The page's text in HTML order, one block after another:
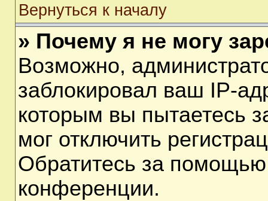
Вернуться к началу
» Почему я не могу
Возможно,
заблокировал ваш IP-
которым вы пытаетесь
мог отключить
Обратитесь за помощью
конференции.